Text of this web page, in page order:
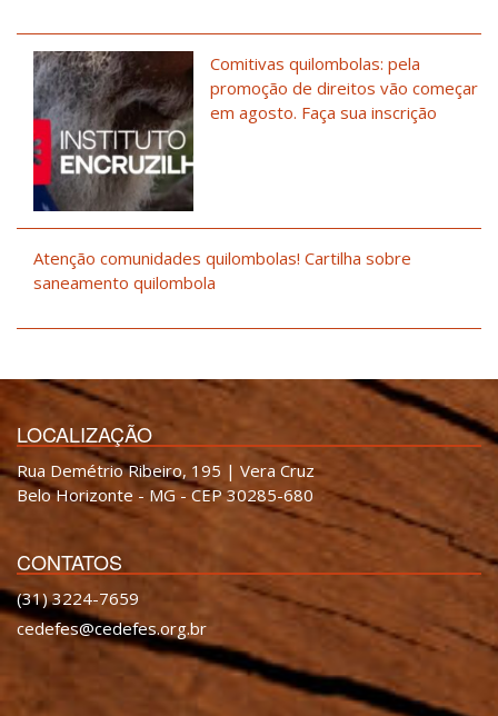
Comitivas quilombolas: pela
promoção de direitos vão começar
em agosto. Faça sua inscrição
Atenção comunidades quilombolas! Cartilha sobre
saneamento quilombola
LOCALIZAÇÃO
Rua Demétrio Ribeiro, 195 | Vera Cruz
Belo Horizonte - MG - CEP 30285-680
CONTATOS
(31) 3224-7659
cedefes@cedefes.org.br